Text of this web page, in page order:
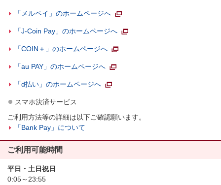
「メルペイ」のホームページへ
「J-Coin Pay」のホームページへ
「COIN＋」のホームページへ
「au PAY」のホームページへ
「d払い」のホームページへ
スマホ決済サービス
ご利用方法等の詳細は以下ご確認願います。
「Bank Pay」について
ご利用可能時間
平日・土日祝日
0:05～23:55